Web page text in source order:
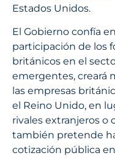
Estados Unidos.
El Gobierno confía
participación de los
británicos en el
emergentes, creará
las empresas
el Reino Unido, en
rivales extranjeros o
también pretende
cotización pública